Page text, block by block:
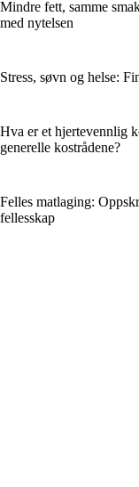
Mindre fett, samme
med nytelsen
Stress, søvn og helse:
Hva er et hjertevennlig
generelle kostrådene?
Felles matlaging:
fellesskap